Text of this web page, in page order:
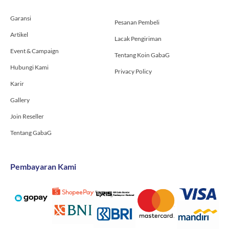
f
Garansi
Artikel
Event & Campaign
Hubungi Kami
Karir
Gallery
Join Reseller
Tentang GabaG
Pesanan Pembeli
Lacak Pengiriman
Tentang Koin GabaG
Privacy Policy
Pembayaran Kami